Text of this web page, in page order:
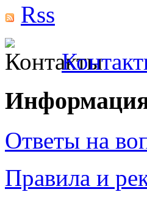
Rss
Ответы на
Правила и